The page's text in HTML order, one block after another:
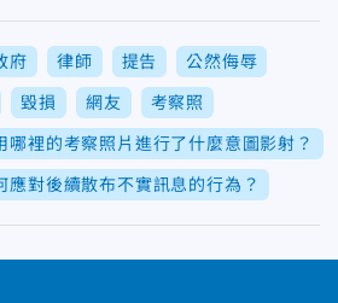
府 律師 提告 公然侮辱
毀損 網友 考察照
哪裡的考察照片進行了什麼意圖影射？
應對後續散布不實訊息的行為？